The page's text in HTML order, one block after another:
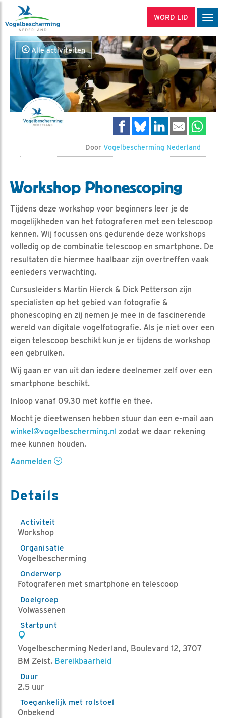
WORD LID
Alle activiteiten
Door Vogelbescherming Nederland
Workshop Phonescoping
Tijdens deze workshop voor beginners leer je de
mogelijkheden van het fotograferen met een telescoop
kennen. Wij focussen ons gedurende deze workshops
volledig op de combinatie telescoop en smartphone. De
resultaten die hiermee haalbaar zijn overtreffen vaak
eenieders verwachting.
Cursusleiders Martin Hierck & Dick Petterson zijn
specialisten op het gebied van fotografie &
phonescoping en zij nemen je mee in de fascinerende
wereld van digitale vogelfotografie. Als je niet over een
eigen telescoop beschikt kun je er tijdens de workshop
een gebruiken.
Wij gaan er van uit dan iedere deelnemer zelf over een
smartphone beschikt.
Inloop vanaf 09.30 met koffie en thee.
Mocht je dieetwensen hebben stuur dan een e-mail aan
winkel@vogelbescherming.nl zodat we daar rekening
mee kunnen houden.
Aanmelden
Details
Activiteit
Workshop
Organisatie
Vogelbescherming
Onderwerp
Fotograferen met smartphone en telescoop
Doelgroep
Volwassenen
Startpunt
Vogelbescherming Nederland, Boulevard 12, 3707
BM Zeist. Bereikbaarheid
Duur
2.5 uur
Toegankelijk met rolstoel
Onbekend